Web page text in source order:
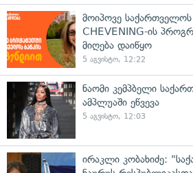
მოიპოვე საქართველოს
CHEVENING-ის
მიღება დაიწყო
5 აგვისტო, 12:22
ნაომი კემპბელი
ამპლუაში ეწვევა
5 აგვისტო, 12:03
ირაკლი კობახიძე: